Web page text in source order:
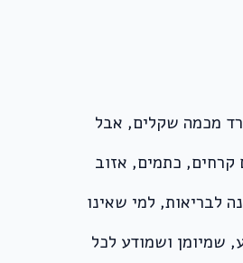
מכמה שקלים, אבל
קרחים, כתמים, אזוב
לבריאות, למי שאינו
שמיומן ושמודע לכל